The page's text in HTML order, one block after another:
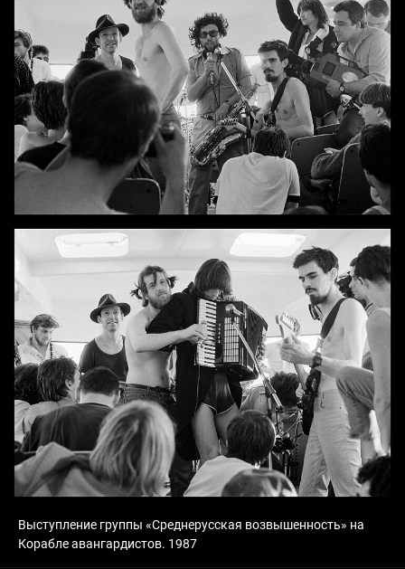
Выступление группы «Среднерусская возвышенность» на
Корабле авангардистов. 1987